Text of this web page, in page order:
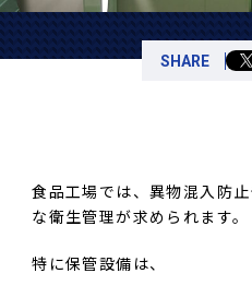
SHARE
食品工場では、異物混入防
な衛生管理が求められます。
特に保管設備は、